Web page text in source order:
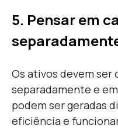
5. Pensar em
Os ativos devem ser
separadamente e
podem ser geradas
eficiência e